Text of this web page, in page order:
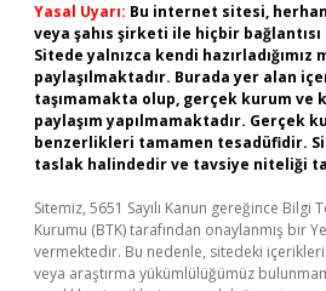
Yasal Uyarı: Bu internet sitesi,
veya şahıs şirketi ile hiçbir
Sitede yalnızca kendi hazırladığımız
paylaşılmaktadır. Burada yer alan
taşımamakta olup, gerçek kurum ve
paylaşım yapılmamaktadır. Gerçek
benzerlikleri tamamen tesadüfidir.
taslak halindedir ve tavsiye niteliği
Sitemiz, 5651 Sayılı Kanun gereğince Bilgi
Kurumu (BTK) tarafından onaylanmış bir
vermektedir. Bu nedenle, sitedeki
veya araştırma yükümlülüğümüz